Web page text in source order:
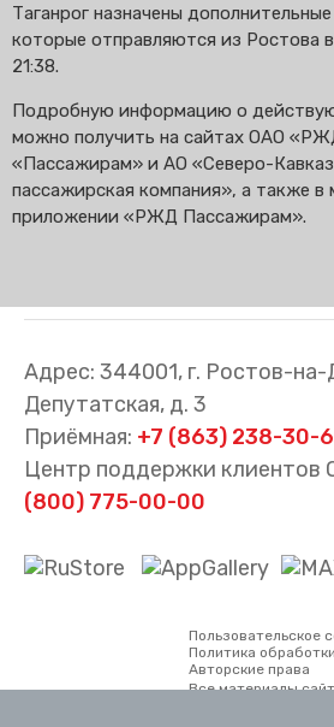
Таганрог назначены
которые отправляются из Ростова в
21:38.
Подробную информацию о
можно получить на сайтах ОАО
«Пассажирам» и АО «Северо-
пассажирская компания», а также в
приложении «РЖД Пассажирам».
Адрес: 344001, г. Ростов-на-
Депутатская, д. 3
Приёмная: +7 (863) 238-30-
Центр поддержки
(800) 775-00-00
Пользовательское
Политика
Авторские права
Все материалы
пассажирская